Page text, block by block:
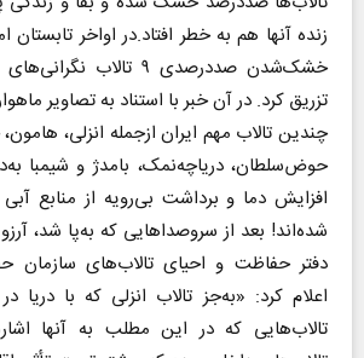
زنده آنها هم به خطر افتاد.در اواخر
خشک‌شدن صددرصدی ۹ تالاب
تزریق کرد. در آن خبر با استناد به تصاویر
چندین تالاب مهم ایران ازجمله انزلی،
حوض‌سلطان، دریاچه‌نمک، بامدژ و شیمبا
افزایش دما و برداشت بی‌رویه از منابع
شده‌اند! بعد از سروصداهایی که به‌پا شد،
دفتر حفاظت و احیای تالاب‌های
اعلام کرد: «به‌جز تالاب انزلی که با دریا
تالاب‌هایی که در این مطلب به آنها